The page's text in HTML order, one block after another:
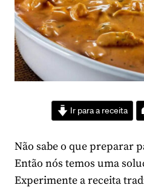
Ir para a receita
Não sabe o que preparar
Então nós temos uma
Experimente a receita